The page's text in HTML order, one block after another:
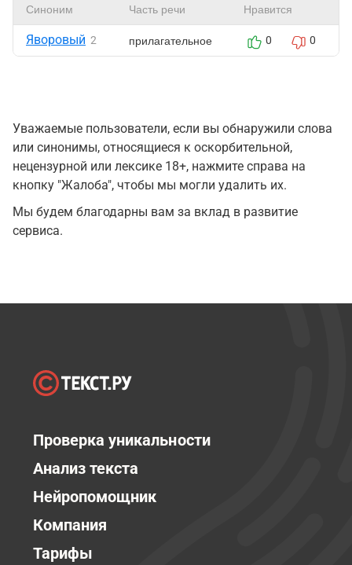
Синоним Часть речи Нравится
Яворовый 2 прилагательное 0 0
Уважаемые пользователи, если вы обнаружили слова
или синонимы, относящиеся к оскорбительной,
нецензурной или лексике 18+, нажмите справа на
кнопку "Жалоба", чтобы мы могли удалить их.
Мы будем благодарны вам за вклад в развитие
сервиса.
Проверка уникальности
Анализ текста
Нейропомощник
Компания
Тарифы